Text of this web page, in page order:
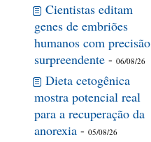
Cientistas editam
genes de embriões
humanos com precisão
surpreendente - 06/08/26
Dieta cetogênica
mostra potencial real
para a recuperação da
anorexia - 05/08/26